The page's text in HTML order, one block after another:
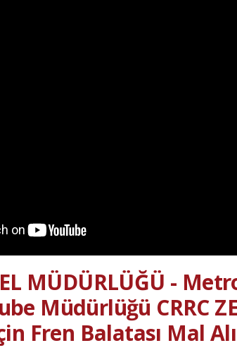
MÜDÜRLÜĞÜ -
Müdürlüğü CRRC
Fren Balatası Mal